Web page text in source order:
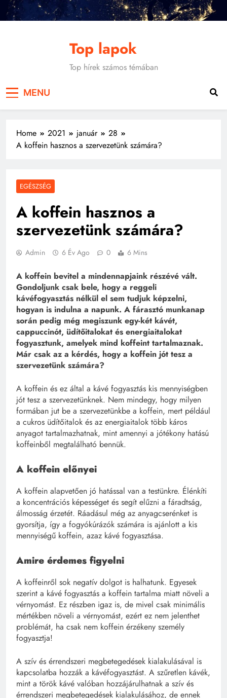
Skip
Top lapok
Top hírek számos témában
MENU
Home 2021 január
28
A koffein hasznos a szervezetünk számára?
EGÉSZSÉG
A koffein hasznos a
szervezetünk számára?
Admin 6 Év Ago 0 6 Mins
A koffein bevitel a mindennapjaink részévé vált.
Gondoljunk csak bele, hogy a reggeli
kávéfogyasztás nélkül el sem tudjuk képzelni,
hogyan is indulna a napunk. A fárasztó munkanap
során pedig még megiszunk egy-két kávét,
cappuccinót, üdítőitalokat és energiaitalokat
fogyasztunk, amelyek mind koffeint tartalmaznak.
Már csak az a kérdés, hogy a koffein jót tesz a
szervezetünk számára?
A koffein és ez által a kávé fogyasztás kis mennyiségben
jót tesz a szervezetünknek. Nem mindegy, hogy milyen
formában jut be a szervezetünkbe a koffein, mert például
a cukros üdítőitalok és az energiaitalok több káros
anyagot tartalmazhatnak, mint amennyi a jótékony hatású
koffeinből megtalálható bennük.
A koffein előnyei
A koffein alapvetően jó hatással van a testünkre. Élénkíti
a koncentrációs képességet és segít elűzni a fáradtság,
álmosság érzetét. Ráadásul még az anyagcserénket is
gyorsítja, így a fogyókúrázók számára is ajánlott a kis
mennyiségű koffein, azaz kávé fogyasztása.
Amire érdemes figyelni
A koffeinről sok negatív dolgot is halhatunk. Egyesek
szerint a kávé fogyasztás a koffein tartalma miatt növeli a
vérnyomást. Ez részben igaz is, de mivel csak minimális
mértékben növeli a vérnyomást, ezért ez nem jelenthet
problémát, ha csak nem koffein érzékeny személy
fogyasztja!
A szív és érrendszeri megbetegedések kialakulásával is
kapcsolatba hozzák a kávéfogyasztást. A szűretlen kávék,
mint a török kávé valóban hozzájárulhatnak a szív és
érrendszeri megbetegedések kialakulásához, de ennek